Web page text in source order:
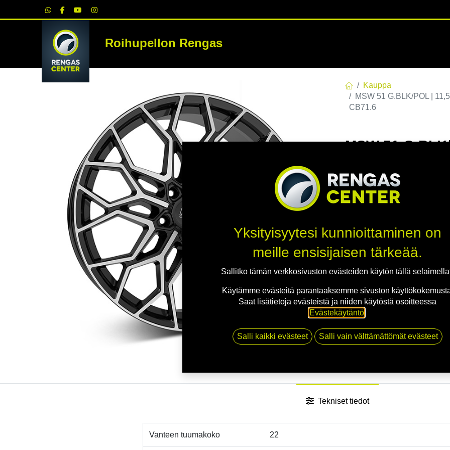
Roihupellon RengasRENKAAT
Kauppa
MSW 51 G.BLK/POL |
CB71.6
MSW 51
EAN:8027529212808
Tällä tuotteella ei ole
Jaa
Toimitusehdot
Tekniset tiedot
Vanteen tuumakoko 22
Yksityisyytesi kunnioittaminen on
meille ensisijaisen tärkeää.
Sallitko tämän verkkosivuston evästeiden käytön tällä
Käytämme evästeitä parantaaksemme sivuston
Saat lisätietoja evästeistä ja niiden käytöstä osoitteessa
Evästekäytäntö.
Salli kaikki evästeet Salli vain välttämättömät evästeet